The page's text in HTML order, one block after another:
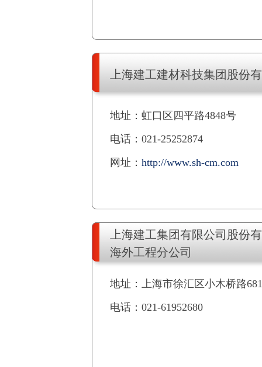
上海建工建材科技集团股份
地址：虹口区四平路4848号
电话：021-25252874
网址： http://www.sh-cm.com
上海建工集团有限公司股份
海外工程分公司
地址：上海市徐汇区小木桥路
电话：021-61952680